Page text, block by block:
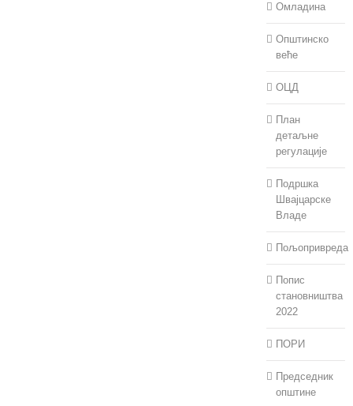
Омладина
Општинско
веће
ОЦД
План
детаљне
регулације
Подршка
Швајцарске
Владе
Пољопривреда
Попис
становништва
2022
ПОРИ
Председник
општине